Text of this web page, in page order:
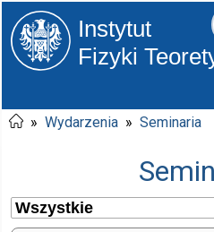
Instytut
Fizyki
» Wydarzenia » Seminaria